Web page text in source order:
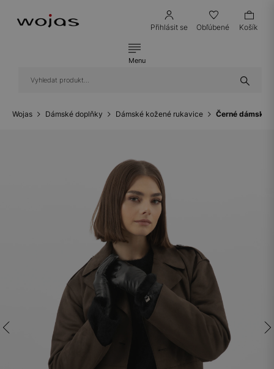
Přihlásit se Obľúbené Košík
Menu
Wojas Dámské doplňky Dámské kožené rukavice Černé dámské